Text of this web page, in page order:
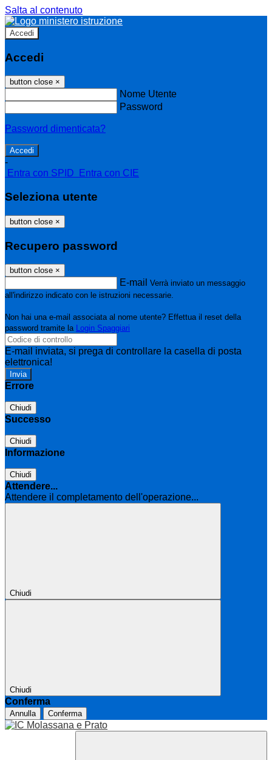
Salta al contenuto
Accedi
Accedi
button close ×
Nome Utente
Password
Password dimenticata?
-
Entra con SPID
Entra con CIE
Seleziona utente
button close ×
Recupero password
button close ×
E-mail Verrà inviato un messaggio
all'indirizzo indicato con le istruzioni necessarie.
Non hai una e-mail associata al nome utente? Effettua il reset della
password tramite la Login Spaggiari
E-mail inviata, si prega di controllare la casella di posta
elettronica!
Errore
Chiudi
Successo
Chiudi
Informazione
Chiudi
Attendere...
Attendere il completamento dell'operazione...
Chiudi
Chiudi
Conferma
Annulla Conferma